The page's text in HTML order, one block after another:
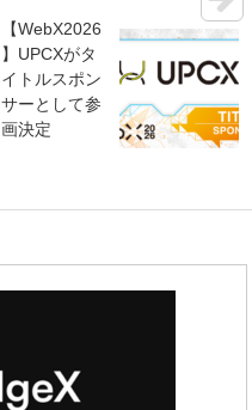
【WebX2026
】UPCXがタ
イトルスポン
サーとして参
画決定